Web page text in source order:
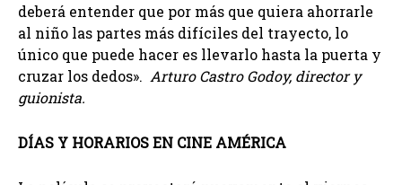
deberá entender que por más que quiera ahorrarle
al niño las partes más difíciles del trayecto, lo
único que puede hacer es llevarlo hasta la puerta y
cruzar los dedos». Arturo Castro Godoy, director y
guionista.
DÍAS Y HORARIOS EN CINE AMÉRICA